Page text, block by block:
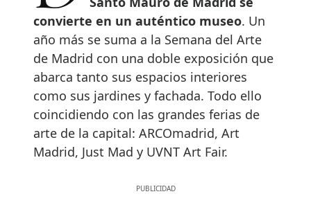
convierte en un auténtico museo. Un
año más se suma a la Semana del Arte
de Madrid con una doble exposición que
abarca tanto sus espacios interiores
como sus jardines y fachada. Todo ello
coincidiendo con las grandes ferias de
arte de la capital: ARCOmadrid, Art
Madrid, Just Mad y UVNT Art Fair.